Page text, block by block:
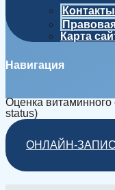
Контакты
Карта
Навигация
Оценка витаминного
status)
ОНЛАЙН-